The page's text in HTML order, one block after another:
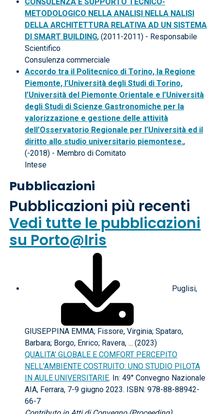
METODOLOGICO NELLA ANALISI NELLA NALISI
DELLA ARCHITETTURA RELATIVA AD UN SISTEMA
DI SMART BUILDING, (2011-2011) - Responsabile
Scientifico
Consulenza commerciale
Accordo tra il Politecnico di Torino, la Regione
Piemonte, l’Università degli Studi di Torino,
l’Università del Piemonte Orientale e l’Università
degli Studi di Scienze Gastronomiche per la
valorizzazione e gestione delle attività
dell’Osservatorio Regionale per l’Università ed il
diritto allo studio universitario piemontese.,
(-2018) - Membro di Comitato
Intese
Pubblicazioni
Pubblicazioni più recenti
Vedi tutte le pubblicazioni
su Porto@Iris
Puglisi,
GIUSEPPINA EMMA; Fissore, Virginia; Spataro,
Barbara; Borgo, Enrico; Ravera, ... (2023)
QUALITA’ GLOBALE E COMFORT PERCEPITO
NELL’AMBIENTE COSTRUITO: UNO STUDIO PILOTA
IN AULE UNIVERSITARIE. In: 49° Convegno Nazionale
AIA, Ferrara, 7-9 giugno 2023. ISBN: 978-88-88942-
66-7